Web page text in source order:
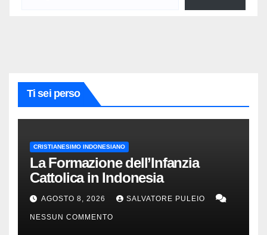
Ti sei perso
CRISTIANESIMO INDONESIANO
La Formazione dell’Infanzia
Cattolica in Indonesia
AGOSTO 8, 2026 SALVATORE PULEIO
NESSUN COMMENTO